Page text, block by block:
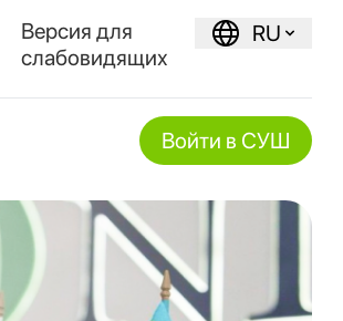
Версия для
слабовидящих
RU
Войти в СУШ